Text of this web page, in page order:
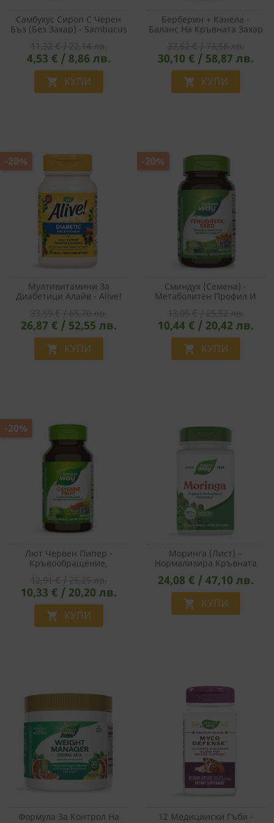
Самбукус Сироп С Черен
Бъз (без Захар) - Sambucus
4,53 € / 8,86 лв.
 КУПИ
Берберин + Канела -
Баланс На Кръвната Захар
30,10 € / 58,87 лв.
 КУПИ
Мултивитамини За
Диабетици Алайв - Alive!
26,87 € / 52,55 лв.
 КУПИ
-20%
Сминдух (семена) -
Метаболитен Профил И
10,44 € / 20,42 лв.
 КУПИ
-20%
Лют Червен Пипер -
Кръвообращение,
Капсули
10,33 € / 20,20 лв.
 КУПИ
-20%
Моринга (лист) –
Нормализира Кръвната
Захар, Холестерола И
Сърдечната Функция, 400
Mg, 120 Веган Капсули
24,08 € / 47,10 лв.
 КУПИ
Формула За Контрол На
12 Медицински Гъби -